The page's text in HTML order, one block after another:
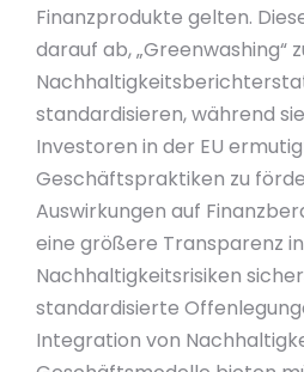
Finanzprodukte gelten.
darauf ab, „Greenwashing“
standardisieren, während
Investoren in der EU
Geschäftspraktiken zu
Auswirkungen auf
eine größere Transparenz
Nachhaltigkeitsrisiken
standardisierte
Integration von